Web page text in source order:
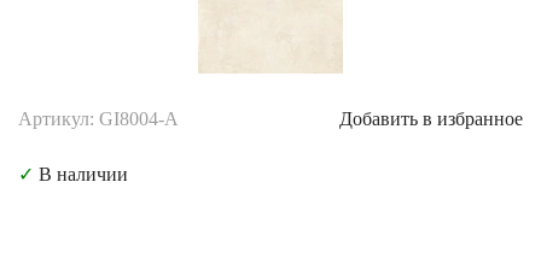
Артикул: GI8004-A Добавить в избранное
✓ В наличии